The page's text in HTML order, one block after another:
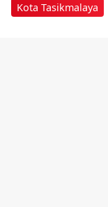
Kota Tasikmalaya